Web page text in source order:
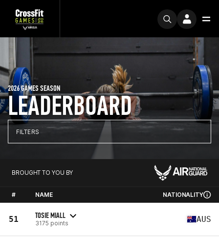
LEADERBOARD
2026 GAMES SEASON
FILTERS
BROUGHT TO YOU BY
# NAME NATIONALITY
51 TOSIE MIALL
3175 points AUS